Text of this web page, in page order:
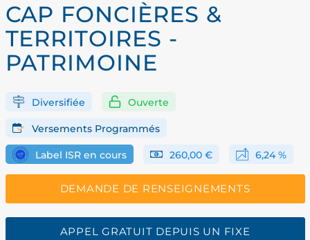
CAP FONCIÈRES &
TERRITOIRES -
PATRIMOINE
Diversifiée Ouverte
Versements Programmés
Label ISR en cours 260,00 € 6,24 %
DEMANDE DE RENSEIGNEMENTS
APPEL GRATUIT DEPUIS UN FIXE